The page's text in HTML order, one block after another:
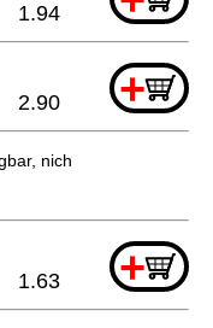
1.94
+
2.90
nicht bestellbar
+
1.63